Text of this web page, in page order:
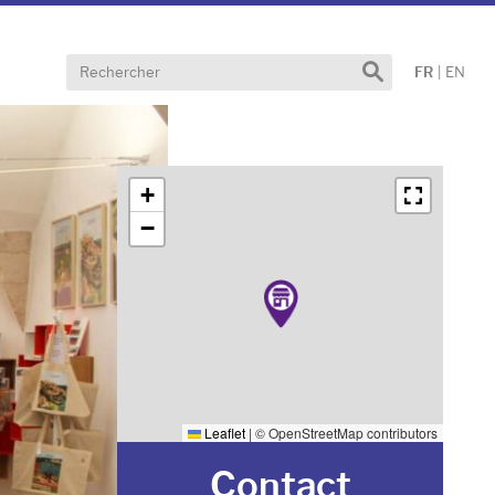
Effectuer
FR | EN
+
−
Leaflet | © OpenStreetMap contributors
Contact